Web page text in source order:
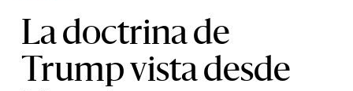
La doctrina de
Trump vista desde